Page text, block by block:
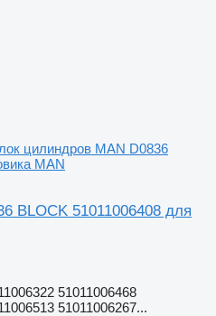
цилиндров MAN D0836
MAN
BLOCK 51011006408 для
51011006468
51011006267...